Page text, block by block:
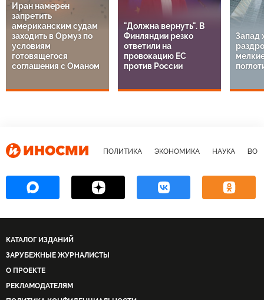
Иран намерен
запретить
американским судам
заходить в Ормуз по
условиям
готовящегося
соглашения с Оманом
"Должна вернуть". В
Финляндии резко
ответили на
провокацию ЕС
против России
Запад
ПОЛИТИКА ЭКОНОМИКА НАУКА
КАТАЛОГ ИЗДАНИЙ
ЗАРУБЕЖНЫЕ ЖУРНАЛИСТЫ
О ПРОЕКТЕ
РЕКЛАМОДАТЕЛЯМ